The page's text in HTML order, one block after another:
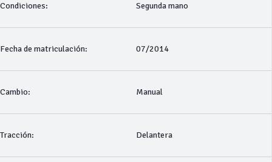
Condiciones: Segunda mano
Fecha de matriculación: 07/2014
Cambio: Manual
Tracción: Delantera